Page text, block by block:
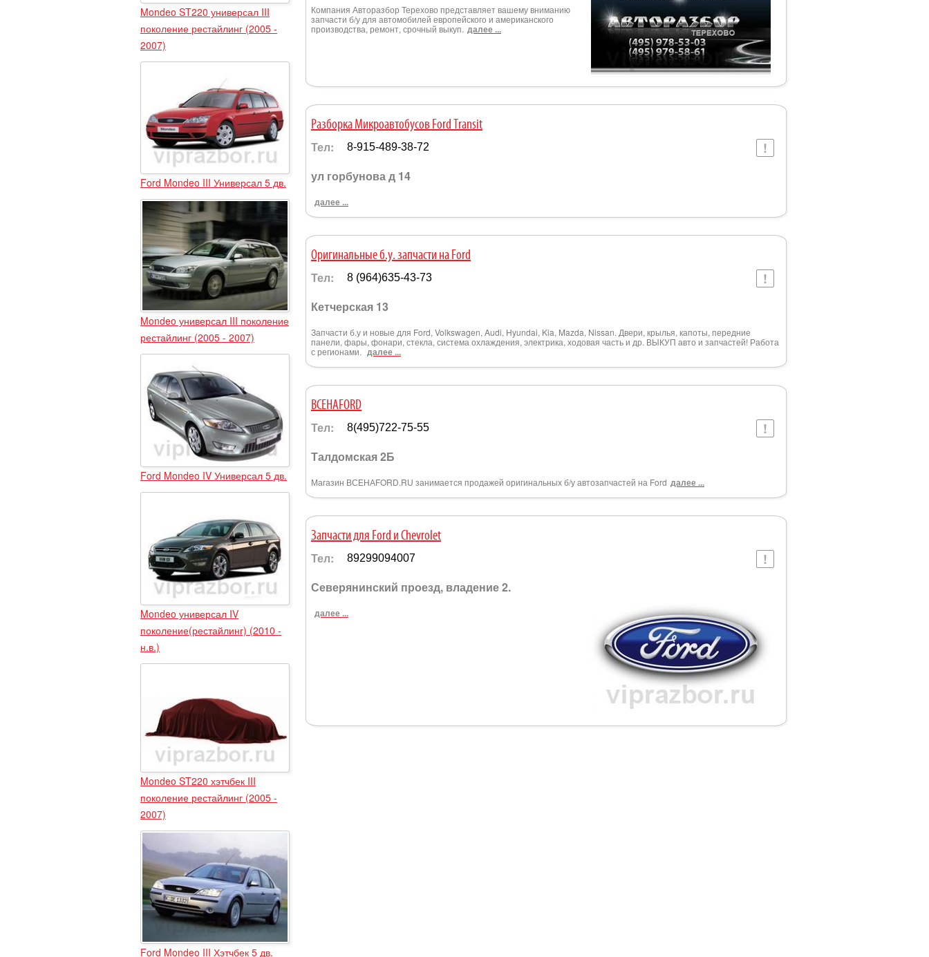
Mondeo ST220 универсал III
поколение рестайлинг (2005 -
2007)
Ford Mondeo III Универсал 5 дв.
Mondeo универсал III поколение
рестайлинг (2005 - 2007)
Ford Mondeo IV Универсал 5 дв.
Mondeo универсал IV
поколение(рестайлинг) (2010 -
н.в.)
Mondeo ST220 хэтчбек III
поколение рестайлинг (2005 -
2007)
Ford Mondeo III Хэтчбек 5 дв.
Компания Авторазбор Терехово представляет вашему вниманию
запчасти б/у для автомобилей европейского и американского
производства, ремонт, срочный выкуп. далее ...
Разборка Микроавтобусов Ford Transit
Тел: 8-915-489-38-72
ул горбунова д 14
далее ...
Оригинальные б.у. запчасти на Ford
Тел: 8 (964)635-43-73
Кетчерская 13
Запчасти б.у и новые для Ford, Volkswagen, Audi, Hyundai, Kia, Mazda, Nissan. Двери, крылья, капоты, передние
панели, фары, фонари, стекла, система охлаждения, электрика, ходовая часть и др. ВЫКУП авто и запчастей! Работа
с регионами. далее ...
ВСЕНАFORD
Тел: 8(495)722-75-55
Талдомская 2Б
Магазин ВСЕНАFORD.RU занимается продажей оригинальных б/у автозапчастей на Ford далее ...
Запчасти для Ford и Chevrolet
Тел: 89299094007
Северянинский проезд, владение 2.
далее ...